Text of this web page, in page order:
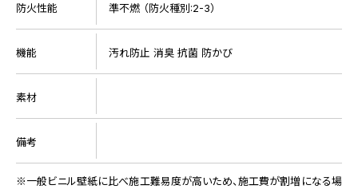
防火性能 準不燃 （防火種別:2-3）
機能 汚れ防止 消臭 抗菌 防かび
素材
備考
一般ビニル壁紙に比べ施工難易度が高いため、施工費が割増になる場